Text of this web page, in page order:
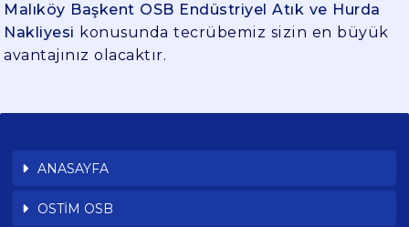
Malıköy Başkent OSB Endüstriyel Atık ve Hurda
Nakliyesi konusunda tecrübemiz sizin en büyük
avantajınız olacaktır.
ANASAYFA
OSTİM OSB